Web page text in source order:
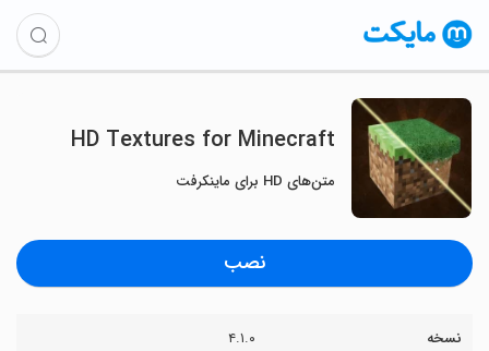
HD Textures for Minecraft
متن‌های HD برای ماینکرفت
نصب
نسخه ۴.۱.۰